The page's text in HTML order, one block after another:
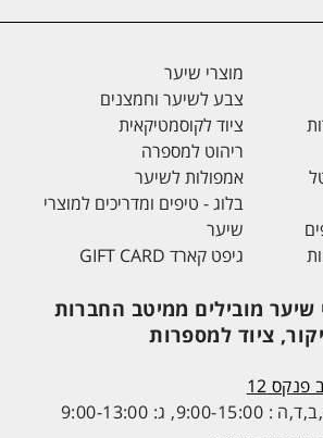
מוצרי שיער
צבע לשיער וחמצנים
ציוד לקוסמטיקאית
ריהוט למספרה
אמפולות לשיער
בלוג - טיפים ומדריכים למוצרי
שיער
גיפט קארד GIFT CARD
מובילים ממיטב החברות
ציוד למספרות
12
ג: 9:00-13:00